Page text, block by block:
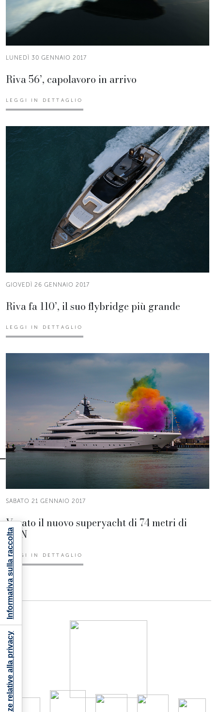
LUNEDÌ 30 GENNAIO 2017
Riva 56’, capolavoro in arrivo
LEGGI IN DETTAGLIO
GIOVEDÌ 26 GENNAIO 2017
Riva fa 110’, il suo flybridge più grande
LEGGI IN DETTAGLIO
SABATO 21 GENNAIO 2017
Varato il nuovo superyacht di 74 metri di
CRN
LEGGI IN DETTAGLIO
Informativa sulla raccolta